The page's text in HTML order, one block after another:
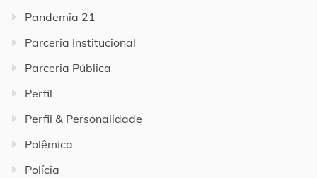
Pandemia 21
Parceria Institucional
Parceria Pública
Perfil
Perfil & Personalidade
Polêmica
Polícia